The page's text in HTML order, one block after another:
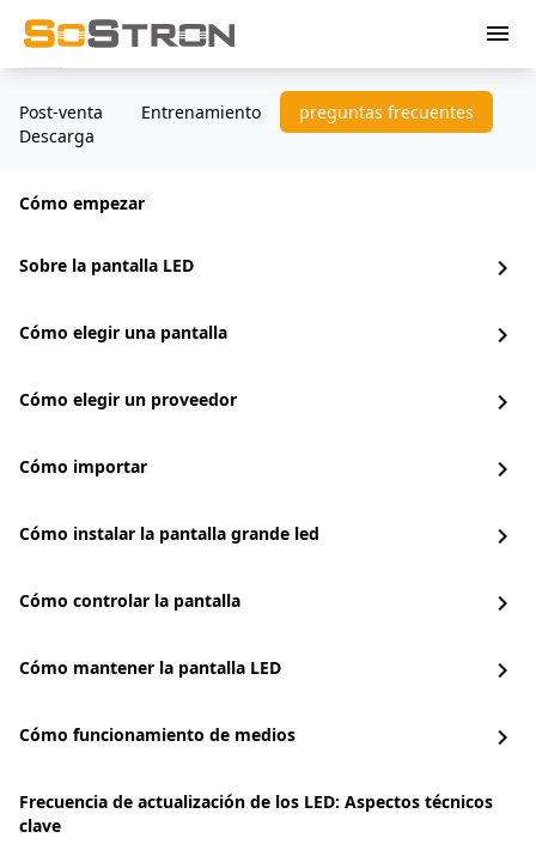
menu
Post-venta Entrenamiento
preguntas frecuentes
Descarga
Cómo empezar
Sobre la pantalla LED chevron_right
Cómo elegir una pantalla chevron_right
Cómo elegir un proveedor chevron_right
Cómo importar chevron_right
Cómo instalar la pantalla grande led chevron_right
Cómo controlar la pantalla chevron_right
Cómo mantener la pantalla LED chevron_right
Cómo funcionamiento de medios chevron_right
Frecuencia de actualización de los LED: Aspectos técnicos
clave